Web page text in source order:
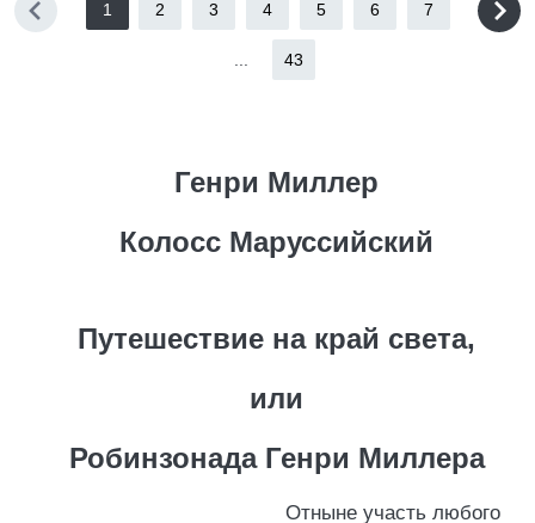
1 2 3 4 5 6 7
43
Генри Миллер
Колосс Маруссийский
Путешествие на край света,
или
Робинзонада Генри Миллера
Отныне участь любого